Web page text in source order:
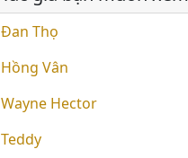
Đan Thọ
Hồng Vân
Wayne Hector
Teddy